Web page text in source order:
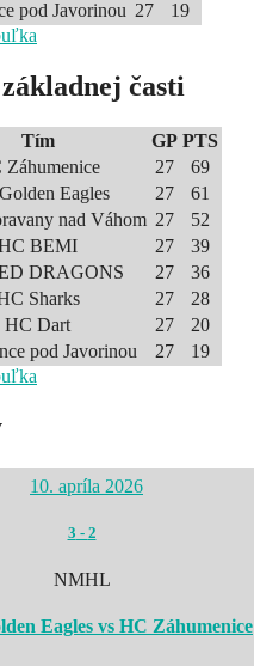
pod Javorinou 27
19
časti
Tím GP PTS
Záhumenice 27
69
Eagles 27
61
nad Váhom 27
52
BEMI 27
39
DRAGONS 27
36
Sharks 27
28
HC Dart 27
20
pod Javorinou 27
19
10. apríla 2026
3 - 2
NMHL
Eagles vs HC Záhumenice